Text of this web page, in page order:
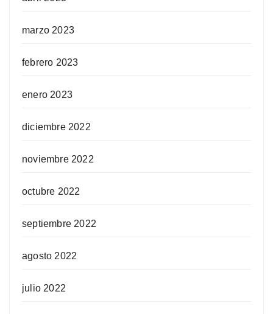
marzo 2023
febrero 2023
enero 2023
diciembre 2022
noviembre 2022
octubre 2022
septiembre 2022
agosto 2022
julio 2022